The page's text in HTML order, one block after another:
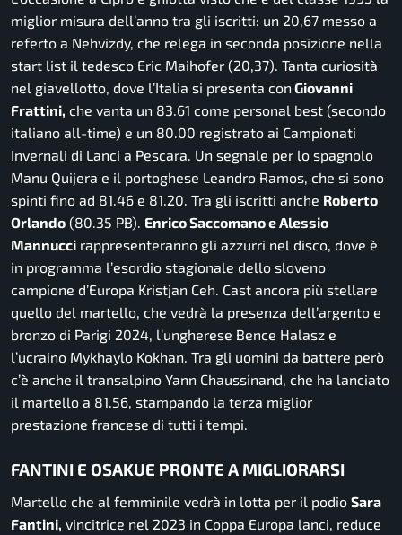
miglior misura dell’anno tra gli iscritti: un 20,67 messo a
referto a Nehvizdy, che relega in seconda posizione nella
start list il tedesco Eric Maihofer (20,37). Tanta curiosità
nel giavellotto, dove l’Italia si presenta con Giovanni
Frattini, che vanta un 83.61 come personal best (secondo
italiano all-time) e un 80.00 registrato ai Campionati
Invernali di Lanci a Pescara. Un segnale per lo spagnolo
Manu Quijera e il portoghese Leandro Ramos, che si sono
spinti fino ad 81.46 e 81.20. Tra gli iscritti anche Roberto
Orlando (80.35 PB). Enrico Saccomano e Alessio
Mannucci rappresenteranno gli azzurri nel disco, dove è
in programma l’esordio stagionale dello sloveno
campione d’Europa Kristjan Ceh. Cast ancora più stellare
quello del martello, che vedrà la presenza dell’argento e
bronzo di Parigi 2024, l’ungherese Bence Halasz e
l’ucraino Mykhaylo Kokhan. Tra gli uomini da battere però
c’è anche il transalpino Yann Chaussinand, che ha lanciato
il martello a 81.56, stampando la terza miglior
prestazione francese di tutti i tempi.
FANTINI E OSAKUE PRONTE A MIGLIORARSI
Martello che al femminile vedrà in lotta per il podio Sara
Fantini, vincitrice nel 2023 in Coppa Europa lanci, reduce